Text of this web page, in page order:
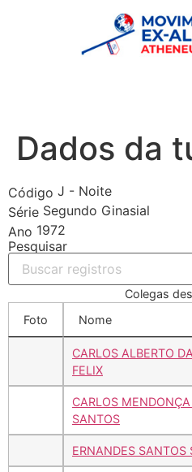
Dados da
Código J - Noite
Série Segundo Ginasial
Ano 1972
Pesquisar
Colegas
Foto
Nome
CARLOS ALBERTO
FELIX
CARLOS
SANTOS
ERNANDES SANTOS